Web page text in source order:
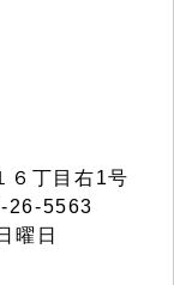
丁目右1号
26-5563
曜日